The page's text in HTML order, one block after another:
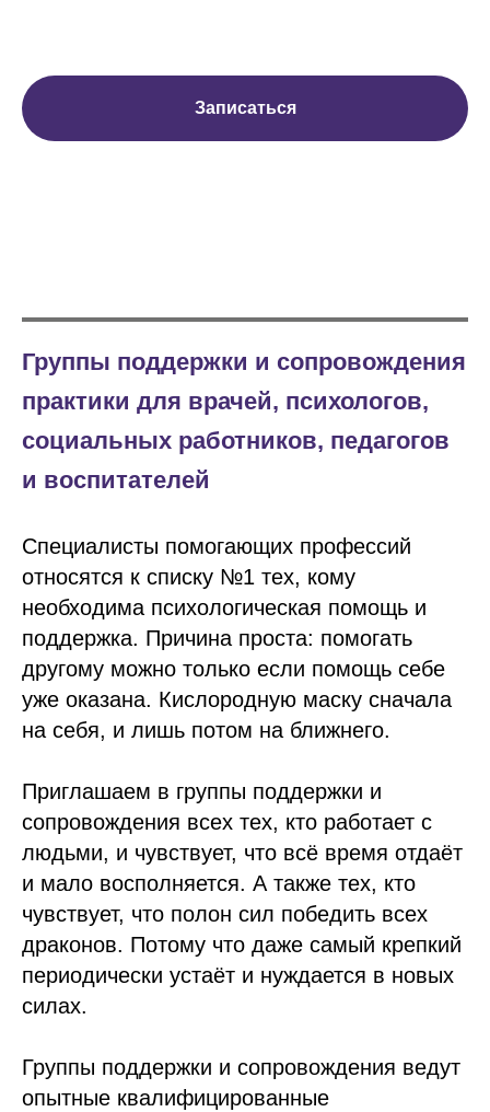
Записаться
Группы поддержки и сопровождения
практики для врачей, психологов,
социальных работников, педагогов
и воспитателей
Специалисты помогающих профессий
относятся к списку №1 тех, кому
необходима психологическая помощь и
поддержка. Причина проста: помогать
другому можно только если помощь себе
уже оказана. Кислородную маску сначала
на себя, и лишь потом на ближнего.
Приглашаем в группы поддержки и
сопровождения всех тех, кто работает с
людьми, и чувствует, что всё время отдаёт
и мало восполняется. А также тех, кто
чувствует, что полон сил победить всех
драконов. Потому что даже самый крепкий
периодически устаёт и нуждается в новых
силах.
Группы поддержки и сопровождения ведут
опытные квалифицированные